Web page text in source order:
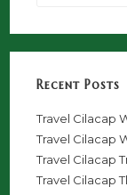
Recent Posts
Travel Cilacap
Travel Cilacap
Travel Cilacap
Travel Cilacap